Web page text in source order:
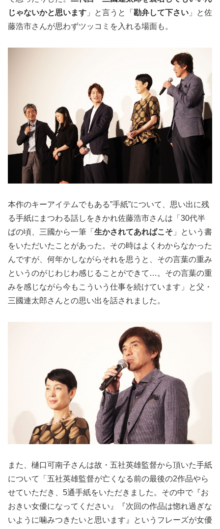
じゃないかと思います 」と言うと「 勘弁して下さい 」と佐
藤浩市さんが思わずツッコミを入れる場面も。
本作のキーアイテムでもある”手紙”について、思い出に残
る手紙にまつわる話しをきかれ佐藤浩市さんは「30代半
ばの頃、三國から一筆「 生かされてあればこそ 」という書
をいただいたことがあった。その時はよくわからなかった
んですが、何年かしながらそれを思うと、その言葉の重み
というのがじわじわ感じることができて…。その言葉の重
みを感じながら今もこういう仕事を続けています」と父・
三國連太郎さんとの思い出を話されました。
また、樋口可南子さんは故・五社英雄監督から頂いた手紙
について「五社英雄監督が亡くなる前の最後の2作品やら
せていただき、5通手紙をいただきました。その中で『お
おきい女優になってください』『次回の作品は惚れ過ぎな
いように噛みつきたいと思います』というフレーズが女優